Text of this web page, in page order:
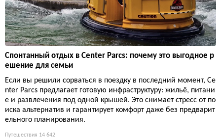
Спонтанный отдых в Center Parcs: почему это выгодное р
ешение для семьи
Если вы решили сорваться в поездку в последний момент, Ce
nter Parcs предлагает готовую инфраструктуру: жильё, питани
е и развлечения под одной крышей. Это снимает стресс от по
иска альтернатив и гарантирует комфорт даже без предварит
ельного планирования.
Путешествия 14 642